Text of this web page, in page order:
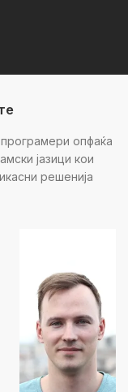
опфаќа
јазици кои
решенија